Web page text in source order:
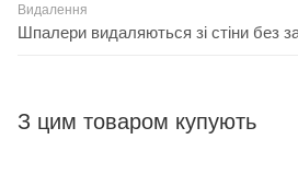
Видалення
Шпалери видаляються зі стіни без
З цим товаром купують